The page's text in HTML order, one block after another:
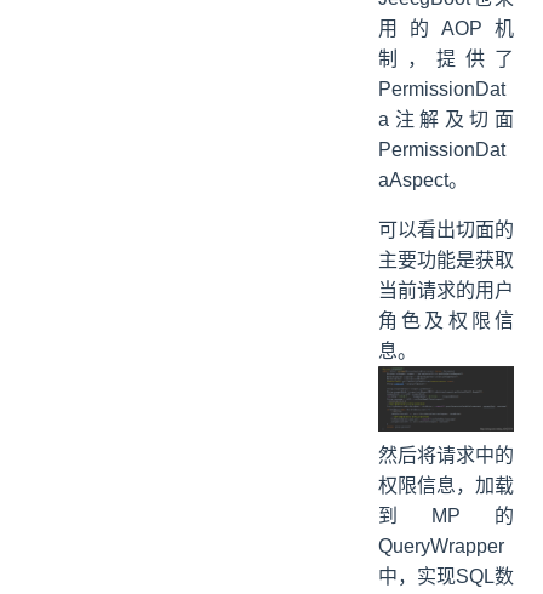
用的AOP机
制，提供了
PermissionDat
a注解及切面
PermissionDat
aAspect。
可以看出切面的
主要功能是获取
当前请求的用户
角色及权限信
息。
然后将请求中的
权限信息，加载
到MP的
QueryWrapper
中，实现SQL数